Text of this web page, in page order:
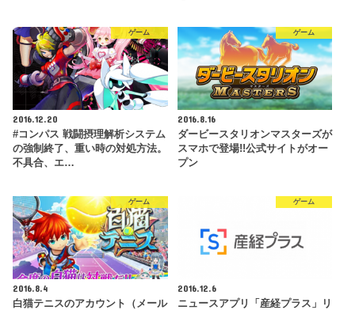
ゲーム
2016.12.20
#コンパス 戦闘摂理解析システム
の強制終了、重い時の対処方法。
不具合、エ…
ゲーム
2016.8.16
ダービースタリオンマスターズが
スマホで登場!!公式サイトがオー
プン
ゲーム
2016.8.4
白猫テニスのアカウント（メール
ゲーム
2016.12.6
ニュースアプリ「産経プラス」リ